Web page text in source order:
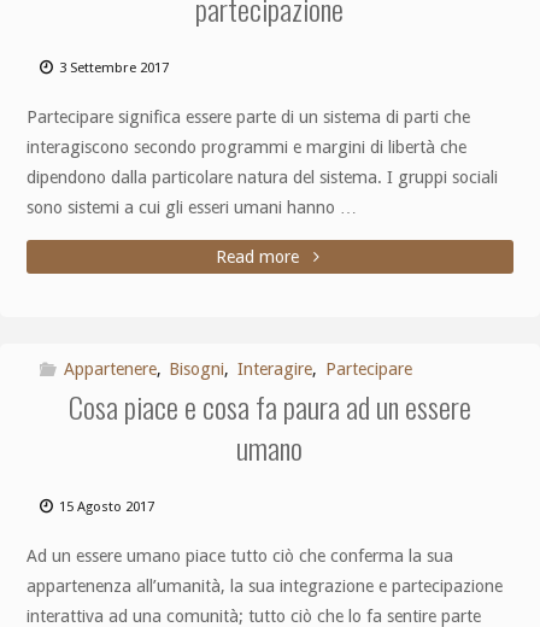
partecipazione
3 Settembre 2017
Partecipare significa essere parte di un sistema di parti che
interagiscono secondo programmi e margini di libertà che
dipendono dalla particolare natura del sistema. I gruppi sociali
sono sistemi a cui gli esseri umani hanno …
Read more
Appartenere, Bisogni, Interagire, Partecipare
Cosa piace e cosa fa paura ad un essere
umano
15 Agosto 2017
Ad un essere umano piace tutto ciò che conferma la sua
appartenenza all’umanità, la sua integrazione e partecipazione
interattiva ad una comunità; tutto ciò che lo fa sentire parte